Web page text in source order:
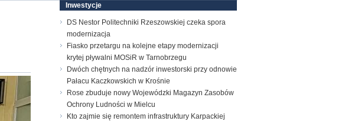
Inwestycje
DS Nestor Politechniki Rzeszowskiej czeka spora
modernizacja
Fiasko przetargu na kolejne etapy modernizacji
krytej pływalni MOSiR w Tarnobrzegu
Dwóch chętnych na nadzór inwestorski przy odnowie
Pałacu Kaczkowskich w Krośnie
Rose zbuduje nowy Wojewódzki Magazyn Zasobów
Ochrony Ludności w Mielcu
Kto zajmie się remontem infrastruktury Karpackiej